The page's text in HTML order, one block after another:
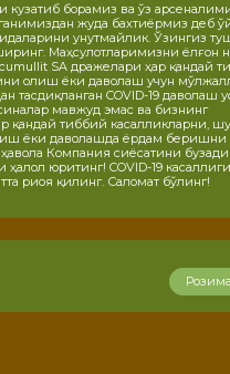
кузатиб борамиз ва ўз
жуда бахтиёрмиз деб
унутмайлик. Ўзингиз
Маҳсулотларимизни ёлғон
SA дражелари ҳар қандай
олиш ёки даволаш учун
тасдиқланган COVID-19 даволаш
мавжуд эмас ва бизнинг
қандай тиббий касалликларни,
ёки даволашда ёрдам беришни
Компания сиёсатини
ҳалол юритинг! COVID-19
риоя қилинг. Саломат бўлинг!